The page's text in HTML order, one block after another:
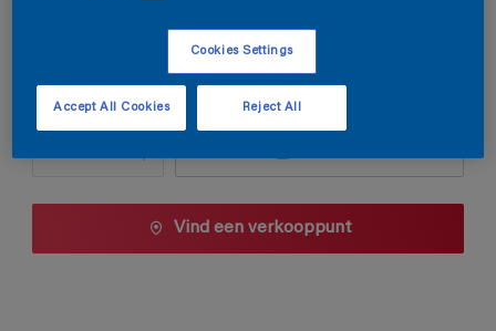
1 L
Aantal Verfcalculator
Vind een verkooppunt
Cookies Settings
Reject All
Accept All Cookies